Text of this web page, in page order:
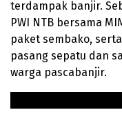
terdampak banjir.
PWI NTB bersama
paket sembako,
pasang sepatu dan
warga pascabanjir.